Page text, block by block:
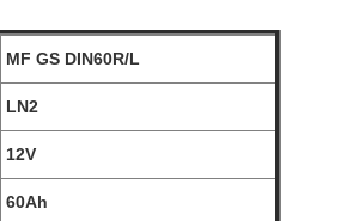
MF GS DIN60R/L
LN2
12V
60Ah